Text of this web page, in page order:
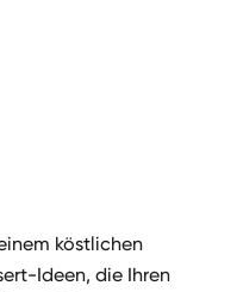
köstlichen
Ideen, die Ihren